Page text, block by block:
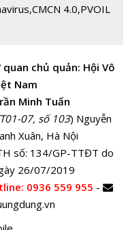
,CMCN 4.0,PVOIL
chủ quản: Hội Vô
Nam
Minh Tuấn
07, số 103) Nguyễn
Xuân, Hà Nội
số: 134/GP-TTĐT do
26/07/2019
: 0936 559 955 -